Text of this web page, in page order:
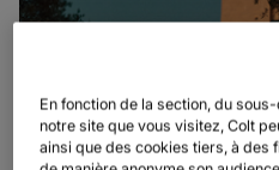
En fonction de la section, du
notre site que vous visitez, Colt
ainsi que des cookies tiers, à des